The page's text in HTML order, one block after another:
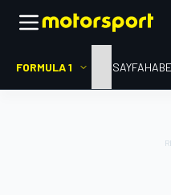
FORMULA 1 ANA SAYFA